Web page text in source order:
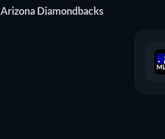
Arizona Diamondbacks